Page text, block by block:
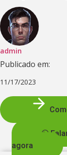
admin
Publicado em:
11/17/2023
agora